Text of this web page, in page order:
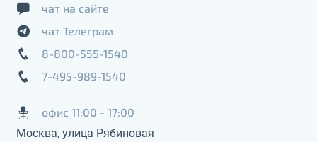
чат на сайте
чат Телеграм
8-800-555-1540
7-495-989-1540
офис 11:00 - 17:00
Москва, улица Рябиновая